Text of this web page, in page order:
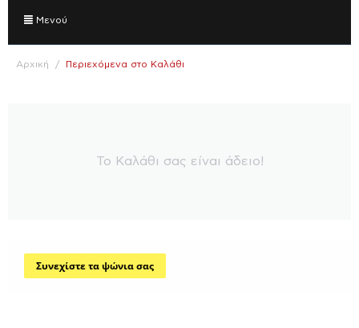
Μενού
Αρχική / Περιεχόμενα στο Καλάθι
Το Καλάθι σας είναι άδειο!
Συνεχίστε τα ψώνια σας